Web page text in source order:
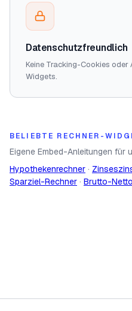
Datenschutzfreundlich
Keine Tracking-Cookies oder
Widgets.
BELIEBTE RECHNER-
Eigene Embed-Anleitungen für
Hypothekenrechner ·
Sparziel-Rechner · Brutto-